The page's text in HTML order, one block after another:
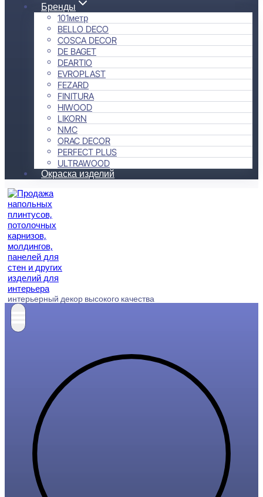
Бренды
101метр
BELLO DECO
COSCA DECOR
DE BAGET
DEARTIO
EVROPLAST
FEZARD
FINITURA
HIWOOD
LIKORN
NMC
ORAC DECOR
PERFECT PLUS
ULTRAWOOD
Окраска изделий
интерьерный декор высокого качества